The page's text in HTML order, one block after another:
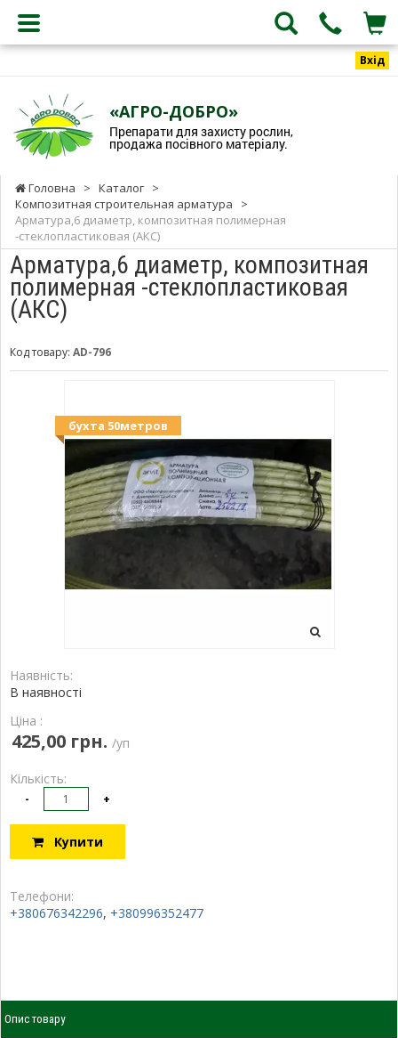
Вхід
«АГРО-ДОБРО»
Препарати для захисту рослин,
продажа посівного матеріалу.
Головна > Каталог >
Композитная строительная арматура
>
Арматура,6 диаметр, композитная полимерная
-стеклопластиковая (АКС)
Арматура,6 диаметр, композитная
полимерная -стеклопластиковая
(АКС)
Код товару: AD-796
бухта 50метров
Наявність:
В наявності
Ціна :
425,00 грн. /уп
Кількість:
- +
Купити
Телефони:
+380676342296, +380996352477
Опис товару